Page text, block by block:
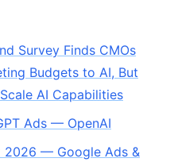
Survey Finds CMOs
Budgets to AI, But
AI Capabilities
Ads — OpenAI
2026 — Google Ads &